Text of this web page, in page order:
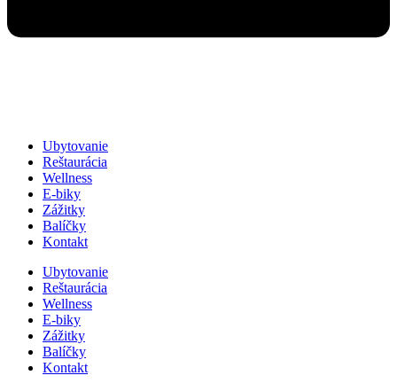
Ubytovanie
Reštaurácia
Wellness
E-biky
Zážitky
Balíčky
Kontakt
Ubytovanie
Reštaurácia
Wellness
E-biky
Zážitky
Balíčky
Kontakt